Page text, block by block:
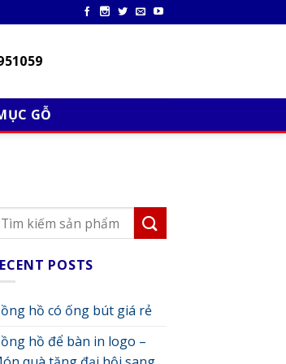
GỖ
POSTS
hồ có ống bút giá rẻ
hồ để bàn in logo –